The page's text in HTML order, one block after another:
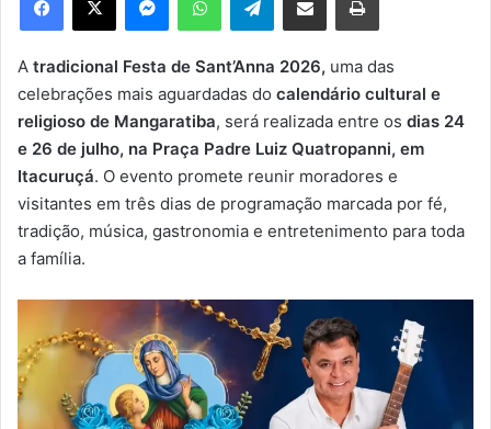
m
e
-
m
a
A tradicional Festa de Sant’Anna 2026, uma das
celebrações mais aguardadas do calendário cultural e
religioso de Mangaratiba, será realizada entre os dias 24
e 26 de julho, na Praça Padre Luiz Quatropanni, em
Itacuruçá. O evento promete reunir moradores e
visitantes em três dias de programação marcada por fé,
tradição, música, gastronomia e entretenimento para toda
a família.